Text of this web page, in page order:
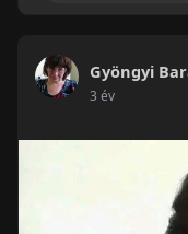
Gyöngyi
3 év